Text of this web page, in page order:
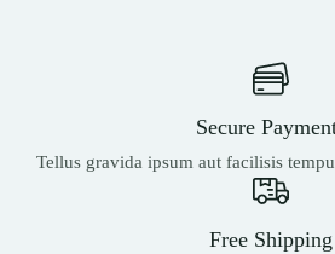
Secure
Tellus gravida ipsum aut facilisis
Free Shipping